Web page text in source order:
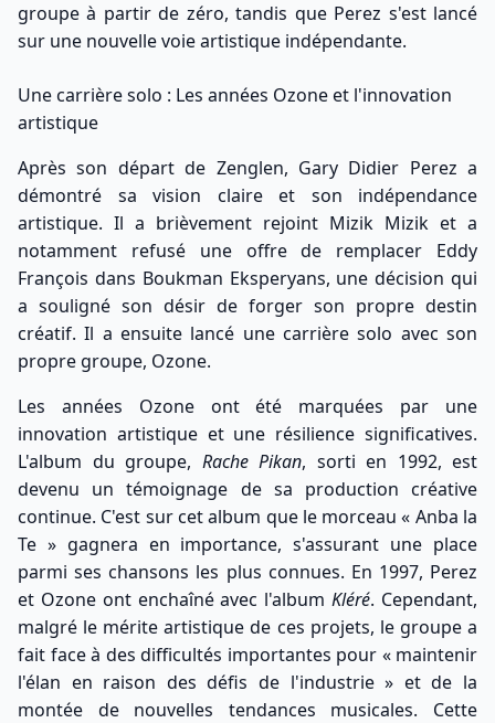
groupe à partir de zéro, tandis que Perez s'est lancé
sur une nouvelle voie artistique indépendante.
Une carrière solo : Les années Ozone et l'innovation
artistique
Après son départ de Zenglen, Gary Didier Perez a
démontré sa vision claire et son indépendance
artistique. Il a brièvement rejoint Mizik Mizik et a
notamment refusé une offre de remplacer Eddy
François dans Boukman Eksperyans, une décision qui
a souligné son désir de forger son propre destin
créatif. Il a ensuite lancé une carrière solo avec son
propre groupe, Ozone.
Les années Ozone ont été marquées par une
innovation artistique et une résilience significatives.
L'album du groupe, Rache Pikan, sorti en 1992, est
devenu un témoignage de sa production créative
continue. C'est sur cet album que le morceau « Anba la
Te » gagnera en importance, s'assurant une place
parmi ses chansons les plus connues. En 1997, Perez
et Ozone ont enchaîné avec l'albumKléré. Cependant,
malgré le mérite artistique de ces projets, le groupe a
fait face à des difficultés importantes pour « maintenir
l'élan en raison des défis de l'industrie » et de la
montée de nouvelles tendances musicales. Cette